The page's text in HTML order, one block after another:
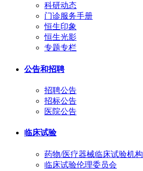
科研动态
门诊服务手册
恒生印象
恒生光影
专题专栏
公告和招聘
招聘公告
招标公告
医院公告
临床试验
药物/医疗器械临床试验机构
临床试验伦理委员会